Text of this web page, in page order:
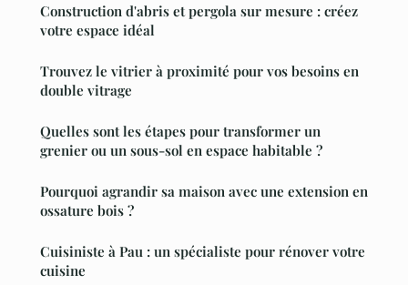
Construction d'abris et pergola sur mesure : créez
votre espace idéal
Trouvez le vitrier à proximité pour vos besoins en
double vitrage
Quelles sont les étapes pour transformer un
grenier ou un sous-sol en espace habitable ?
Pourquoi agrandir sa maison avec une extension en
ossature bois ?
Cuisiniste à Pau : un spécialiste pour rénover votre
cuisine